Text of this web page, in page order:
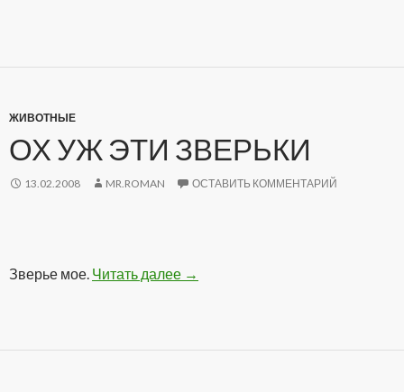
ЖИВОТНЫЕ
ОХ УЖ ЭТИ ЗВЕРЬКИ
13.02.2008 MR.ROMAN ОСТАВИТЬ КОММЕНТАРИЙ
Зверье мое. Читать далее Ох уж эти зверьки
→